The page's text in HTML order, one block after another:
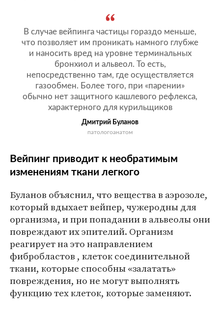
В случае вейпинга частицы гораздо меньше,
что позволяет им проникать намного глубже
и наносить вред на уровне терминальных
бронхиол и альвеол. То есть,
непосредственно там, где осуществляется
газообмен. Более того, при «парении»
обычно нет защитного кашлевого рефлекса,
характерного для курильщиков
Дмитрий Буланов
патологоанатом
Вейпинг приводит к необратимым
изменениям ткани легкого
Буланов объяснил, что вещества в аэрозоле,
который вдыхает вейпер, чужеродны для
организма, и при попадании в альвеолы они
повреждают их эпителий. Организм
реагирует на это направлением
фибробластов , клеток соединительной
ткани, которые способны «залатать»
повреждения, но не могут выполнять
функцию тех клеток, которые заменяют.